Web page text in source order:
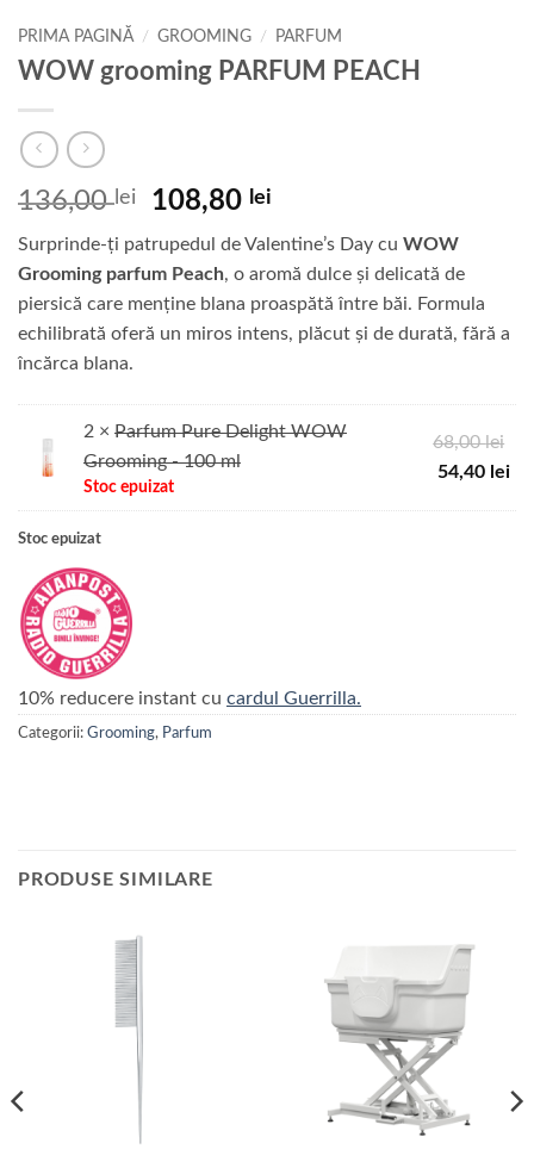
PRIMA PAGINĂ / GROOMING / PARFUM
WOW grooming PARFUM PEACH
136,00 lei
Prețul
a
fost:
136,00 lei.
108,80 lei
curent
este:
108,80 lei.
Surprinde-ți patrupedul de Valentine’s Day cu WOW
Grooming parfum Peach, o aromă dulce și delicată de
piersică care menține blana proaspătă între băi. Formula
echilibrată oferă un miros intens, plăcut și de durată, fără a
încărca blana.
2 × Parfum Pure Delight WOW
Grooming - 100 ml
Stoc epuizat
68,00lei
54,40 lei
Stoc epuizat
10% reducere instant cu cardul Guerrilla.
Categorii: Grooming, Parfum
PRODUSE SIMILARE